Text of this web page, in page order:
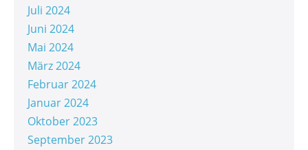
Juli 2024
Juni 2024
Mai 2024
März 2024
Februar 2024
Januar 2024
Oktober 2023
September 2023